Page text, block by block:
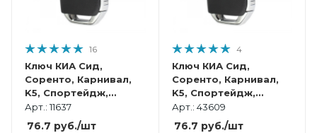
16
Ключ КИА Сид,
Соренто, Карнивал,
K5, Спортейдж,
Селтос, Серато, Соул
смарт корпус
Арт.: 11637
76.7 руб./шт
4
Ключ КИА Сид,
Соренто, Карнивал,
K5, Спортейдж,
Селтос, Серато, Соул,
Икссид смарт корпус
Арт.: 43609
76.7 руб./шт